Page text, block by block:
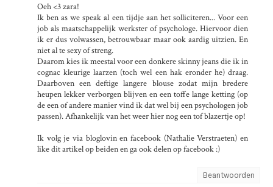
Oeh <3 zara!
Ik ben as we speak al een tijdje aan het solliciteren... Voor een
job als maatschappelijk werkster of psychologe. Hiervoor dien
ik er dus volwassen, betrouwbaar maar ook aardig uitzien. En
niet al te sexy of streng.
Daarom kies ik meestal voor een donkere skinny jeans die ik in
cognac kleurige laarzen (toch wel een hak eronder he) draag.
Daarboven een deftige langere blouse zodat mijn bredere
heupen lekker verborgen blijven en een toffe lange ketting (op
de een of andere manier vind ik dat wel bij een psychologen job
passen). Afhankelijk van het weer hier nog een tof blazertje op!
Ik volg je via bloglovin en facebook (Nathalie Verstraeten) en
like dit artikel op beiden en ga ook delen op facebook :)
Beantwoorden